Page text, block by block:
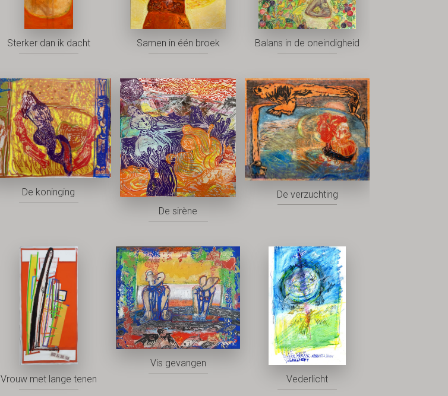
Sterker dan ik dacht Samen in één broek Balans in de oneindigheid
De koninging
De sirène
De verzuchting
Vrouw met lange tenen
Vis gevangen
Vederlicht